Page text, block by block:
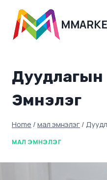
content
Дуудлагын
Эмнэлэг
Home / мал эмнэлэг /
МАЛ ЭМНЭЛЭГ